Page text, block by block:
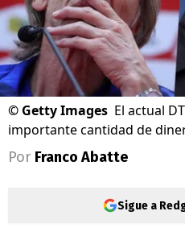
© Getty Images El actual
importante cantidad de
Por Franco Abatte
Sigue a